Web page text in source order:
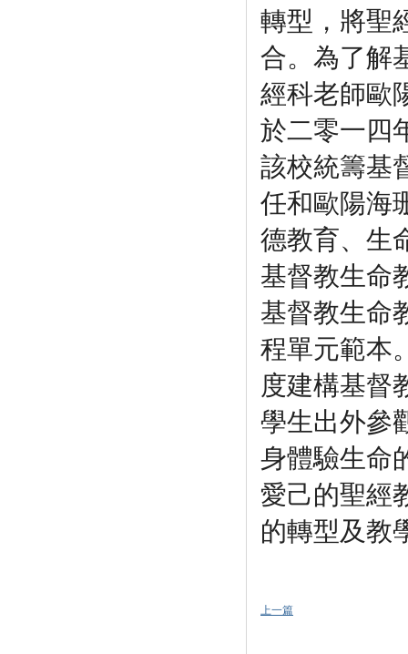
轉型， 將聖
合。為了解
經科老師歐
於二零一四
該校統籌基
任和歐陽海
德教育、生
基督教生命
基督教生命
程單元範本
度建構基督
學生出外參
身體驗生命
愛己的聖經
的轉型及教
上一篇